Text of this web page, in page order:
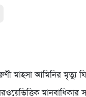
মাহসা আমিনির
মানবাধিকার